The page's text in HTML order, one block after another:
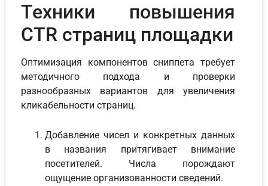
Техники повышения
CTR страниц площадки
Оптимизация компонентов сниппета требует
методичного подхода и проверки
разнообразных вариантов для увеличения
кликабельности страниц.
Добавление чисел и конкретных данных
в названия притягивает внимание
посетителей. Числа порождают
ощущение организованности сведений.